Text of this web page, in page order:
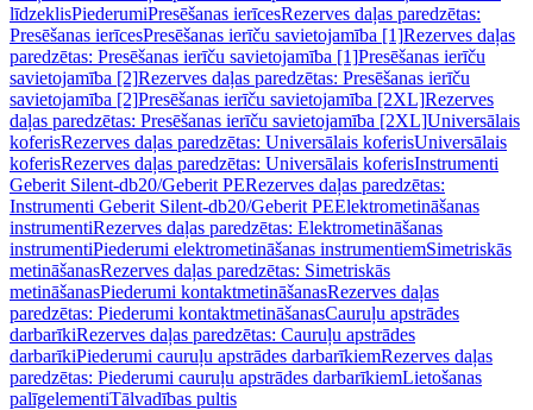
līdzeklisPiederumiPresēšanas ierīcesRezerves daļas paredzētas:
Presēšanas ierīcesPresēšanas ierīču savietojamība [1]Rezerves daļas
paredzētas: Presēšanas ierīču savietojamība [1]Presēšanas ierīču
savietojamība [2]Rezerves daļas paredzētas: Presēšanas ierīču
savietojamība [2]Presēšanas ierīču savietojamība [2XL]Rezerves
daļas paredzētas: Presēšanas ierīču savietojamība [2XL]Universālais
koferisRezerves daļas paredzētas: Universālais koferisUniversālais
koferisRezerves daļas paredzētas: Universālais koferisInstrumenti
Geberit Silent-db20/Geberit PERezerves daļas paredzētas:
Instrumenti Geberit Silent-db20/Geberit PEElektrometināšanas
instrumentiRezerves daļas paredzētas: Elektrometināšanas
instrumentiPiederumi elektrometināšanas instrumentiemSimetriskās
metināšanasRezerves daļas paredzētas: Simetriskās
metināšanasPiederumi kontaktmetināšanasRezerves daļas
paredzētas: Piederumi kontaktmetināšanasCauruļu apstrādes
darbarīkiRezerves daļas paredzētas: Cauruļu apstrādes
darbarīkiPiederumi cauruļu apstrādes darbarīkiemRezerves daļas
paredzētas: Piederumi cauruļu apstrādes darbarīkiemLietošanas
palīgelementiTālvadības pultis